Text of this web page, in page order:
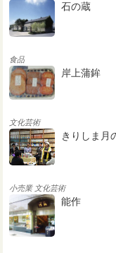
石の蔵
食品
岸上蒲鉾
文化芸術
きりしま月
小売業 文化芸術
能作